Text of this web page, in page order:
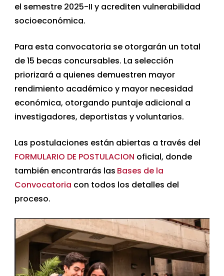
el semestre 2025-II y acrediten vulnerabilidad
socioeconómica.
Para esta convocatoria se otorgarán un total
de 15 becas concursables. La selección
priorizará a quienes demuestren mayor
rendimiento académico y mayor necesidad
económica, otorgando puntaje adicional a
investigadores, deportistas y voluntarios.
Las postulaciones están abiertas a través del
FORMULARIO DE POSTULACION oficial, donde
también encontrarás las Bases de la
Convocatoria con todos los detalles del
proceso.